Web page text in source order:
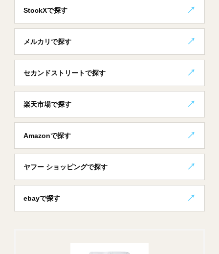
StockXで探す
メルカリで探す
セカンドストリートで探す
楽天市場で探す
Amazonで探す
ヤフー ショッピングで探す
ebayで探す